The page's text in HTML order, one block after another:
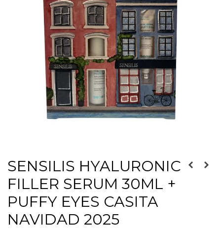
SENSILIS HYALURONIC
FILLER SERUM 30ML +
PUFFY EYES CASITA
NAVIDAD 2025